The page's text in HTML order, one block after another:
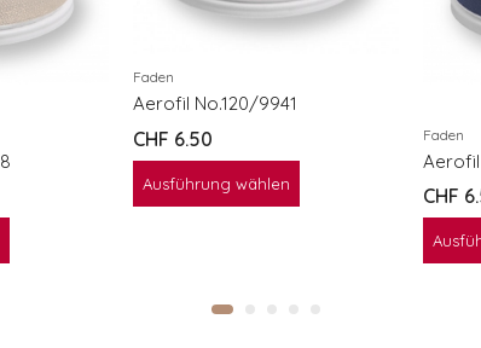
Faden
Aerofil No.120/9941
CHF 6.50
Ausführung wählen
Faden
Aerofil
CHF